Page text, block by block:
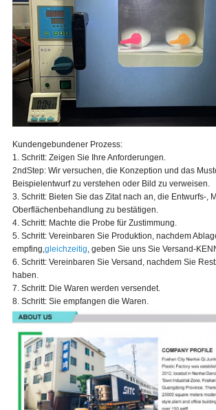
Kundengebundener Prozess:
1. Schritt: Zeigen Sie Ihre Anforderungen.
2ndStep: Wir versuchen, die Konzeption und das
Beispielentwurf zu verstehen oder Bild zu verweisen.
3. Schritt: Bieten Sie das Zitat nach an, die Entwurfs-,
Oberflächenbehandlung zu bestätigen.
4. Schritt: Machte die Probe für Zustimmung.
5. Schritt: Vereinbaren Sie Produktion, nachdem
empfing,gleichzeitig, geben Sie uns Sie Versand-
6. Schritt: Vereinbaren Sie Versand, nachdem Sie
haben.
7. Schritt: Die Waren werden versendet.
8. Schritt: Sie empfangen die Waren.